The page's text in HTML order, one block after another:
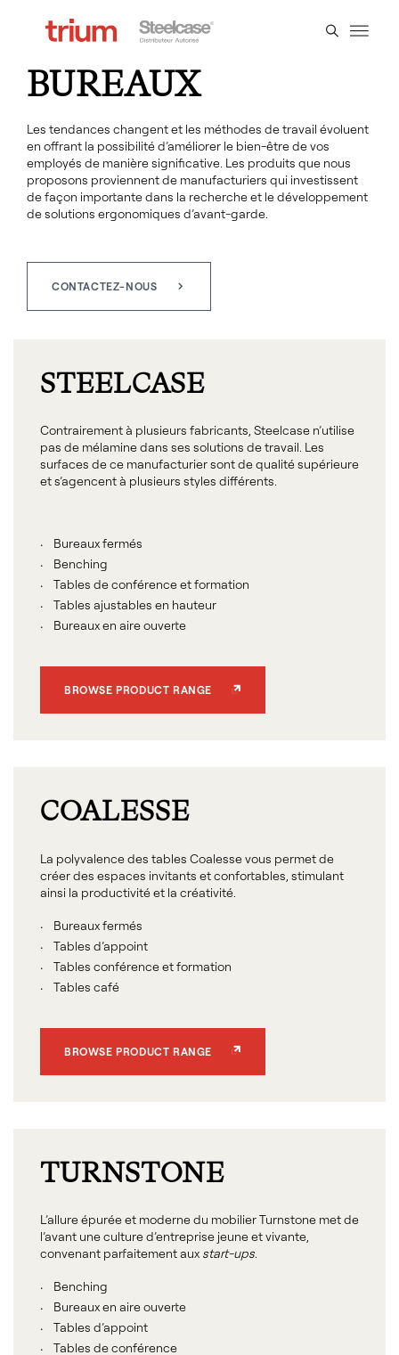
NOS TABLES ET
BUREAUX
Les tendances changent et les méthodes de travail évoluent
en offrant la possibilité d’améliorer le bien-être de vos
employés de manière significative. Les produits que nous
proposons proviennent de manufacturiers qui investissent
de façon importante dans la recherche et le développement
de solutions ergonomiques d’avant-garde.
CONTACTEZ-NOUS
Elective Elements de Steelcase
STEELCASE
Contrairement à plusieurs fabricants, Steelcase n’utilise
pas de mélamine dans ses solutions de travail. Les
surfaces de ce manufacturier sont de qualité supérieure
et s’agencent à plusieurs styles différents.
Bureaux fermés
Benching
Tables de conférence et formation
Tables ajustables en hauteur
Bureaux en aire ouverte
BROWSE PRODUCT RANGE
COALESSE
La polyvalence des tables Coalesse vous permet de
créer des espaces invitants et confortables, stimulant
ainsi la productivité et la créativité.
Bureaux fermés
Tables d’appoint
Tables conférence et formation
Tables café
BROWSE PRODUCT RANGE
TURNSTONE
L’allure épurée et moderne du mobilier Turnstone met de
l’avant une culture d’entreprise jeune et vivante,
convenant parfaitement aux start-ups.
Benching
Bureaux en aire ouverte
Tables d’appoint
Tables de conférence